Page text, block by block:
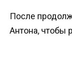
После
Антона, чтобы